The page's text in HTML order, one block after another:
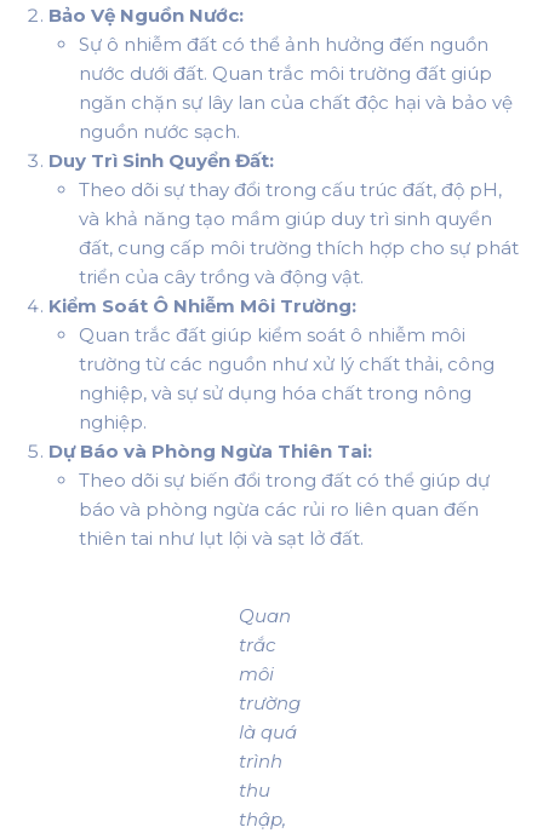
Bảo Vệ Nguồn Nước:
Sự ô nhiễm đất có thể ảnh hưởng đến nguồn
nước dưới đất. Quan trắc môi trường đất giúp
ngăn chặn sự lây lan của chất độc hại và bảo vệ
nguồn nước sạch.
Duy Trì Sinh Quyển Đất:
Theo dõi sự thay đổi trong cấu trúc đất, độ pH,
và khả năng tạo mầm giúp duy trì sinh quyển
đất, cung cấp môi trường thích hợp cho sự phát
triển của cây trồng và động vật.
Kiểm Soát Ô Nhiễm Môi Trường:
Quan trắc đất giúp kiểm soát ô nhiễm môi
trường từ các nguồn như xử lý chất thải, công
nghiệp, và sự sử dụng hóa chất trong nông
nghiệp.
Dự Báo và Phòng Ngừa Thiên Tai:
Theo dõi sự biến đổi trong đất có thể giúp dự
báo và phòng ngừa các rủi ro liên quan đến
thiên tai như lụt lội và sạt lở đất.
Quan
trắc
môi
trường
là quá
trình
thu
thập,